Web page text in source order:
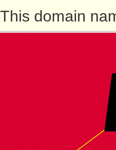
This domain